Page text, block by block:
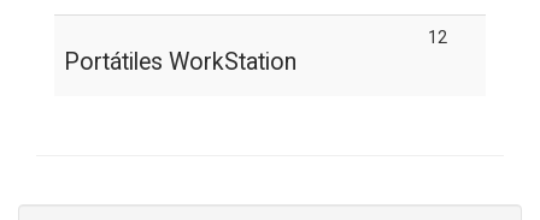
Portátiles WorkStation
12